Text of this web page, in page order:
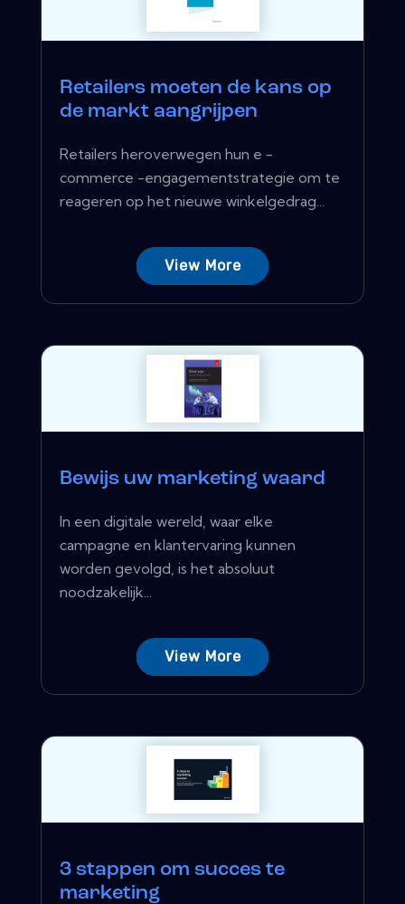
Retailers moeten de kans op
de markt aangrijpen
Retailers heroverwegen hun e -
commerce -engagementstrategie om te
reageren op het nieuwe winkelgedrag...
View More
Bewijs uw marketing waard
In een digitale wereld, waar elke
campagne en klantervaring kunnen
worden gevolgd, is het absoluut
noodzakelijk...
View More
3 stappen om succes te
marketing